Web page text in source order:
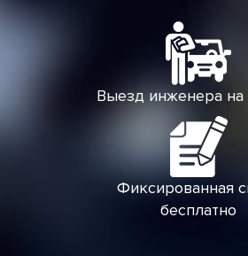
Выезд инженера на
Фиксированная
бесплатно